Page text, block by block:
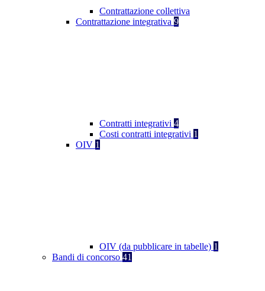
Contrattazione collettiva
Contrattazione integrativa 9
Contratti integrativi 4
Costi contratti integrativi 1
OIV 1
OIV (da pubblicare in tabelle) 1
Bandi di concorso 41